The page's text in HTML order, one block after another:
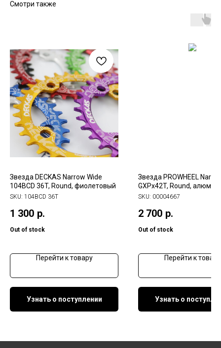
Смотри также
Звезда DECKAS Narrow Wide
104BCD 36T, Round, фиолетовый
SKU: 104BCD 36T
1 300 р.
Out of stock
Перейти к товару
Узнать о поступлении
Звезда PROWHEEL
GXPx42T, Round,
SKU: 00004667
2 700 р.
Out of stock
Перейти к товару
Узнать о